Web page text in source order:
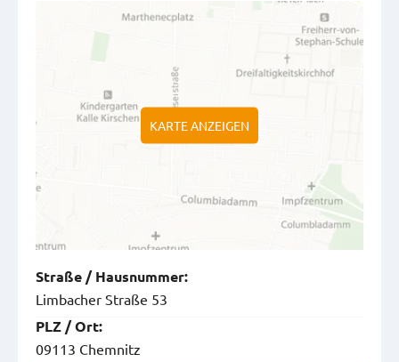
KARTE ANZEIGEN
Straße / Hausnummer:
Limbacher Straße 53
PLZ /Ort:
09113 Chemnitz